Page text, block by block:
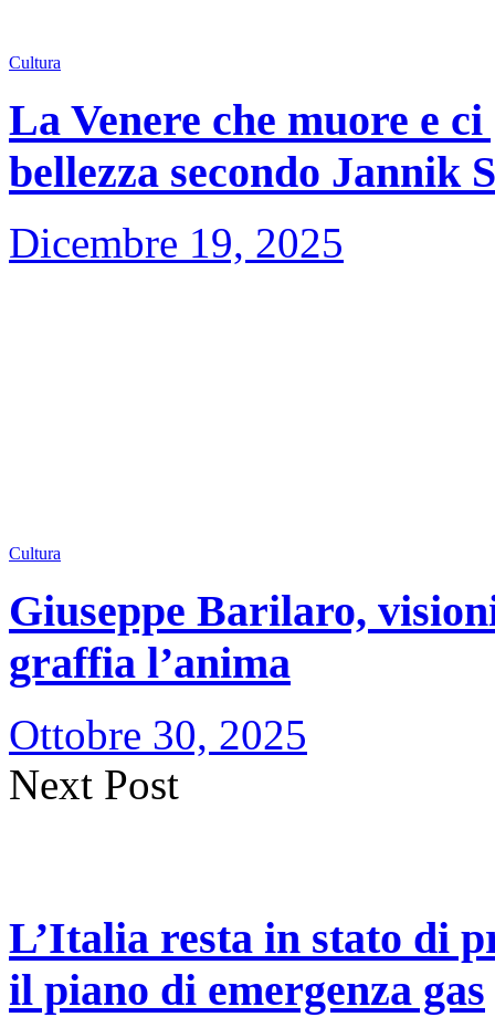
Cultura
La Venere che muore e
bellezza secondo Jannik
Dicembre 19, 2025
Cultura
Giuseppe Barilaro,
graffia l’anima
Ottobre 30, 2025
Next Post
L’Italia resta in stato di
il piano di emergenza gas